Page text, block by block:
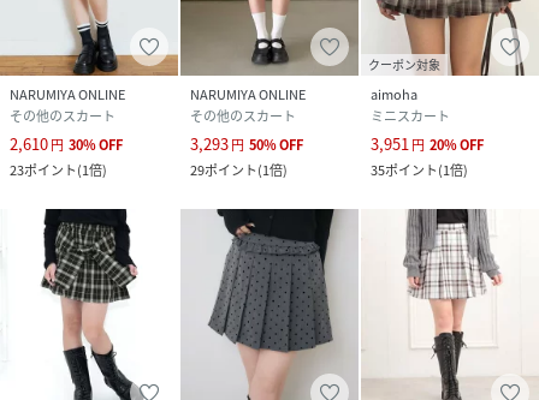
NARUMIYA ONLINE
その他のスカート
2,610円 30%OFF
23ポイント(1倍)
NARUMIYA ONLINE
その他のスカート
3,293円 50%OFF
29ポイント(1倍)
クーポン対象
aimoha
ミニスカート
3,951 円 20%OFF
35ポイント(1倍)